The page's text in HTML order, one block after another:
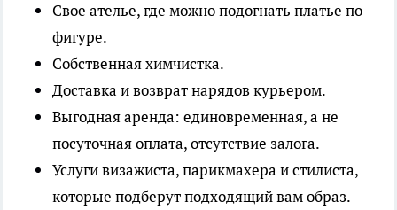
Свое ателье, где можно подогнать платье по
фигуре.
Собственная химчистка.
Доставка и возврат нарядов курьером.
Выгодная аренда: единовременная, а не
посуточная оплата, отсутствие залога.
Услуги визажиста, парикмахера и стилиста,
которые подберут подходящий вам образ.